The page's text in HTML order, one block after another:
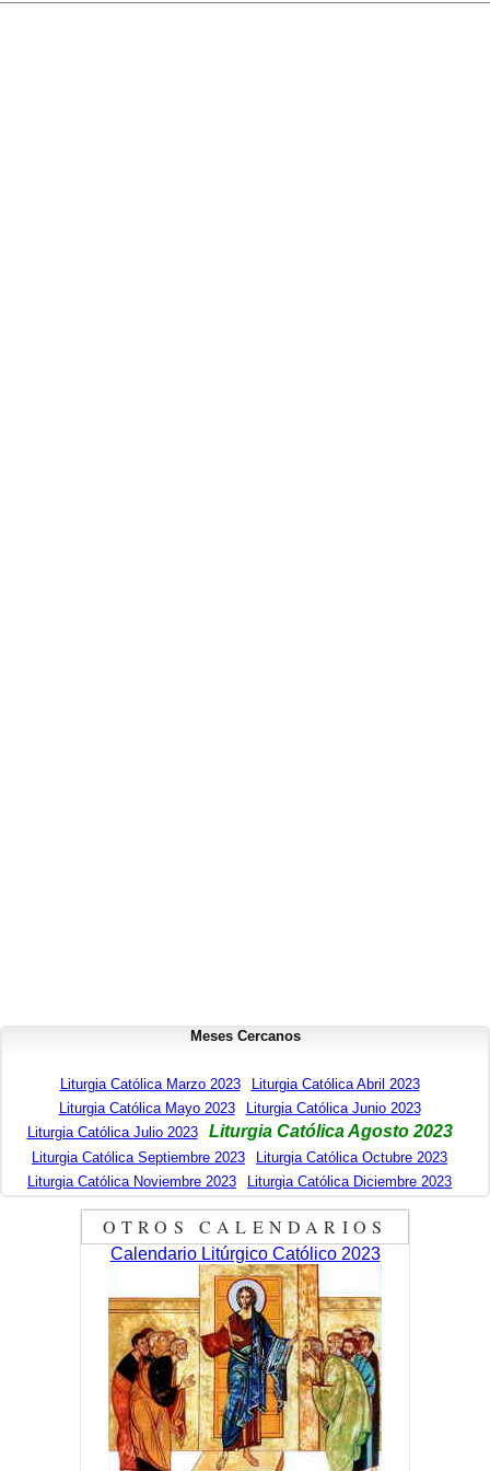
Meses Cercanos
Liturgia Católica Marzo 2023
Liturgia Católica Abril 2023
Liturgia Católica Mayo 2023
Liturgia Católica Junio 2023
Liturgia Católica Julio 2023
Liturgia Católica Agosto 2023
Liturgia Católica Septiembre 2023
Liturgia Católica Octubre 2023
Liturgia Católica Noviembre 2023
Liturgia Católica Diciembre 2023
OTROS CALENDARIOS
Calendario Litúrgico Católico 2023